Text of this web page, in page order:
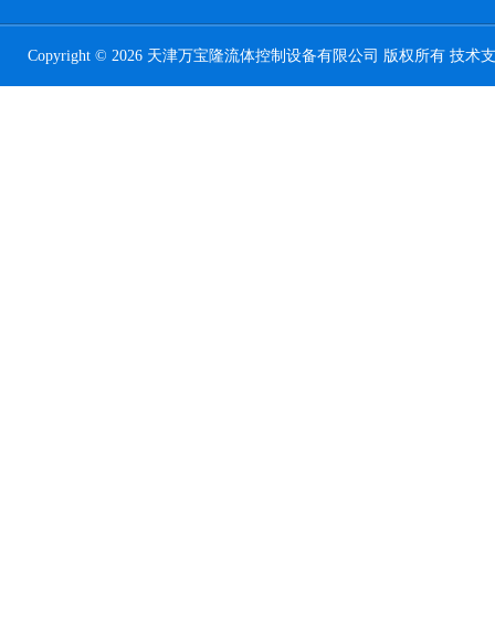
Copyright © 2026 天津万宝隆流体控制设备有限公司 版权所有 技术